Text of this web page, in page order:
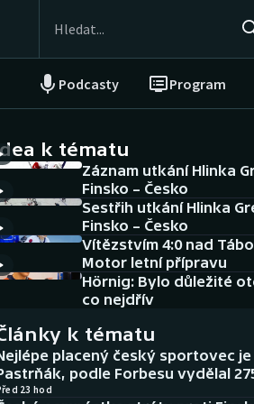
Podcasty Program
NEPŘEHLÉDNĚTE
Historické návraty
Aplikace ČT sport
AZ kvíz
k tématu
Záznam utkání Hlinka
Finsko – Česko
Sestřih utkání Hlinka
Finsko – Česko
Vítězstvím 4:0 nad
Motor letní přípravu
Hörnig: Bylo důležité
co nejdřív
k tématu
placený český sportovec
podle Forbesu vydělal
23 hod